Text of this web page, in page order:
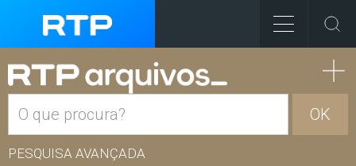
OK
PESQUISA AVANÇADA